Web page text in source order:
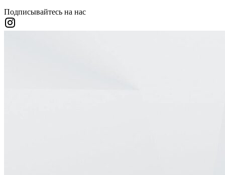
Подписывайтесь на нас